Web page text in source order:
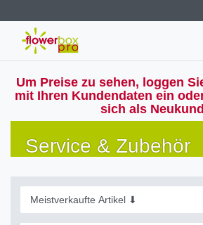
Um Preise zu sehen, loggen
mit Ihren Kundendaten ein
sich als
Service & Zubehör